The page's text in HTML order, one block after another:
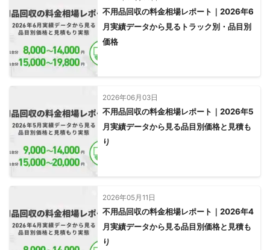
不用品回収の料金相場レポート｜2026年6
月実績データから見るトラック別・品目別
価格
2026年06月03日
不用品回収の料金相場レポート｜2026年5
月実績データから見る品目別価格と見積も
り
2026年05月11日
不用品回収の料金相場レポート｜2026年4
月実績データから見る品目別価格と見積も
り